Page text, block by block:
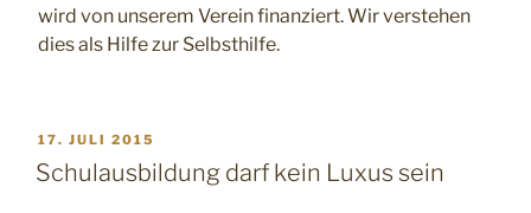
wird von unserem Verein finanziert. Wir verstehen
dies als Hilfe zur Selbsthilfe.
VERÖFFENTLICHT
AM
17. JULI 2015
Schulausbildung darf kein Luxus sein